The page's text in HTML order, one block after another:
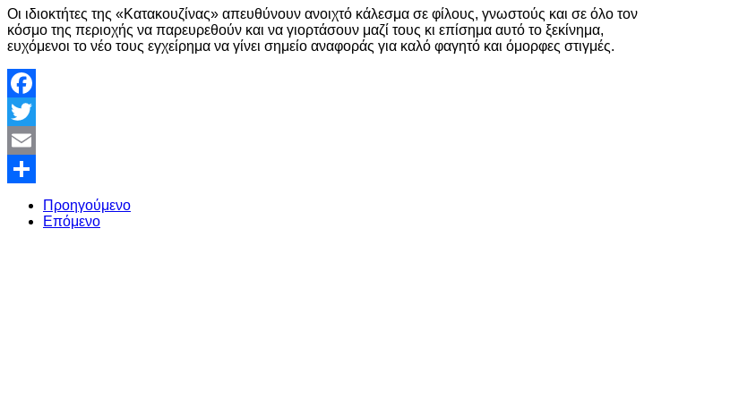
Οι ιδιοκτήτες της «Κατακουζίνας» απευθύνουν ανοιχτό κάλεσμα σε φίλους, γνωστούς και σε όλο τον
κόσμο της περιοχής να παρευρεθούν και να γιορτάσουν μαζί τους κι επίσημα αυτό το ξεκίνημα,
ευχόμενοι το νέο τους εγχείρημα να γίνει σημείο αναφοράς για καλό φαγητό και όμορφες στιγμές.
Facebook
Twitter
Email
Share
Προηγούμενο
Επόμενο